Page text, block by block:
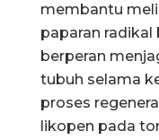
membantu
paparan radikal
berperan
tubuh selama
proses
likopen pada